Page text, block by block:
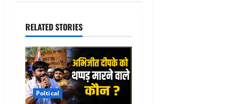
i
g
a
t
RELATED STORIES
Poltical